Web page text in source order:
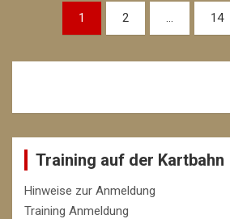
Beitragsnavigation
1 2 … 14
Training auf der Kartbahn
Hinweise zur Anmeldung
Training Anmeldung